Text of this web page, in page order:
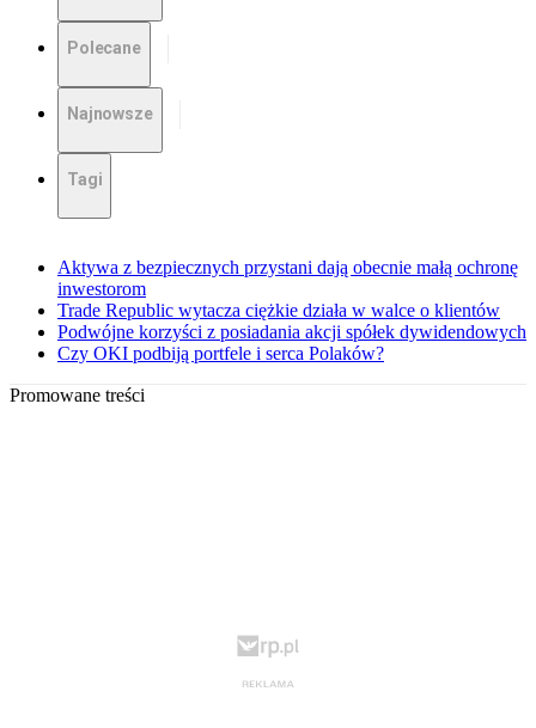
Polecane
Najnowsze
Tagi
Aktywa z bezpiecznych przystani dają obecnie małą ochronę
inwestorom
Trade Republic wytacza ciężkie działa w walce o klientów
Podwójne korzyści z posiadania akcji spółek dywidendowych
Czy OKI podbiją portfele i serca Polaków?
Promowane treści